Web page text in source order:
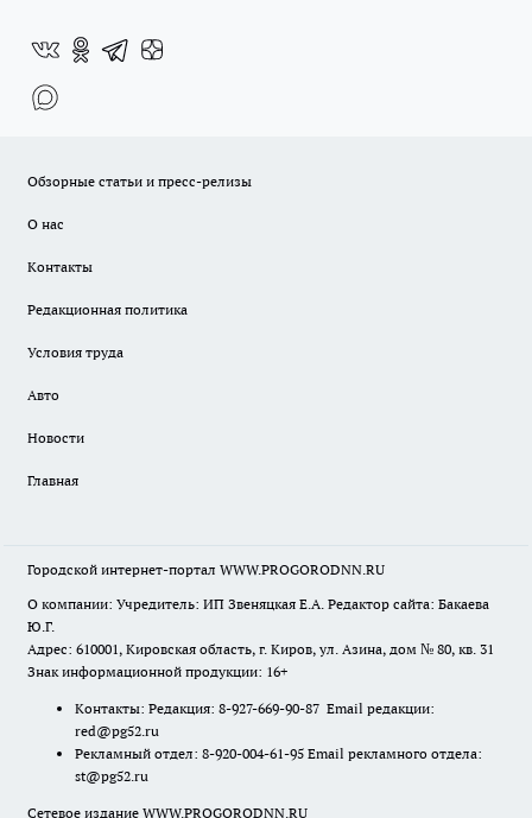
Обзорные статьи и пресс-релизы
О нас
Контакты
Редакционная политика
Условия труда
Авто
Новости
Главная
Городской интернет-портал WWW.PROGORODNN.RU
О компании: Учредитель: ИП Звеняцкая Е.А. Редактор сайта: Бакаева
Ю.Г.
Адрес: 610001, Кировская область, г. Киров, ул. Азина, дом № 80, кв. 31
Знак информационной продукции: 16+
Контакты: Редакция: 8-927-669-90-87 Email редакции:
red@pg52.ru
Рекламный отдел: 8-920-004-61-95 Email рекламного отдела:
st@pg52.ru
Сетевое издание WWW.PROGORODNN.RU